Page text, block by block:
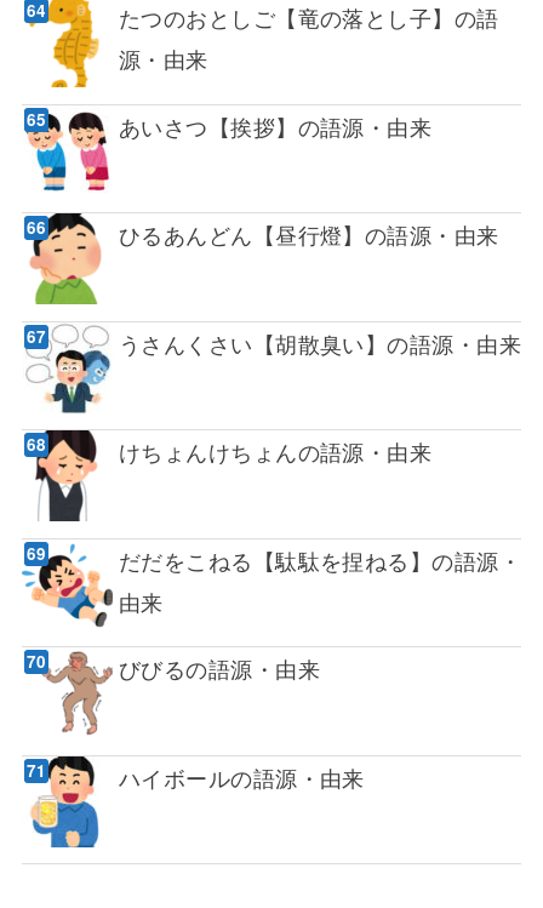
たつのおとしご【竜の落とし子】の語
源・由来
あいさつ【挨拶】の語源・由来
ひるあんどん【昼行燈】の語源・由来
うさんくさい【胡散臭い】の語源・由来
けちょんけちょんの語源・由来
だだをこねる【駄駄を捏ねる】の語源・
由来
びびるの語源・由来
ハイボールの語源・由来